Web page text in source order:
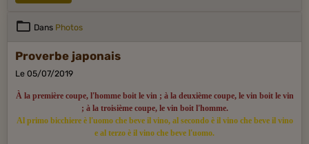
Dans Photos
Proverbe japonais
Le 05/07/2019
À la première coupe, l'homme boit le vin ; à la deuxième coupe, le vin boit le vin
; à la troisième coupe, le vin boit l'homme.
Al primo bicchiere è l'uomo che beve il vino, al secondo è il vino che beve il vino
e al terzo è il vino che beve l'uomo.